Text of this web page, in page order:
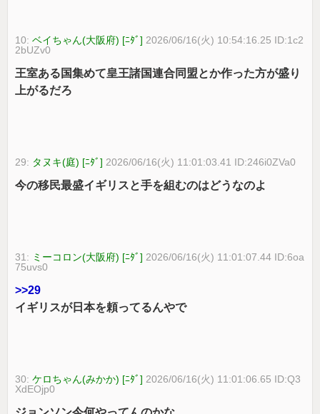
10:ベイちゃん(大阪府) [ﾆﾀﾞ] 2026/06/16(火) 10:54:16.25 ID:1c2
2bUZv0
王室ある国集めて皇王諸国連合同盟とか作った方が盛り
上がるだろ
29: タヌキ(庭) [ﾆﾀﾞ] 2026/06/16(火) 11:01:03.41 ID:246i0ZVa0
今の移民最盛イギリスと手を組むのはどうなのよ
31: ミーコロン(大阪府) [ﾆﾀﾞ] 2026/06/16(火) 11:01:07.44 ID:6oa
75uvs0
>>29
イギリスが日本を頼ってるんやで
30:ケロちゃん(みかか) [ﾆﾀﾞ] 2026/06/16(火) 11:01:06.65 ID:Q3
XdEOjp0